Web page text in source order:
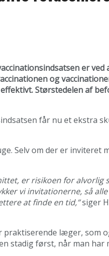
er ved
og
Størstedelen af
får nu et ekstra
Selv om der er inviteret
er risikoen for
vi invitationerne, så
at finde en tid,”siger
læger, som
stadig først, når man har